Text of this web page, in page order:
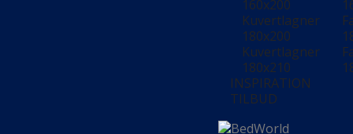
160x200
Kuvertlagner
180x200
Kuvertlagner
180x210
INSPIRATION
TILBUD